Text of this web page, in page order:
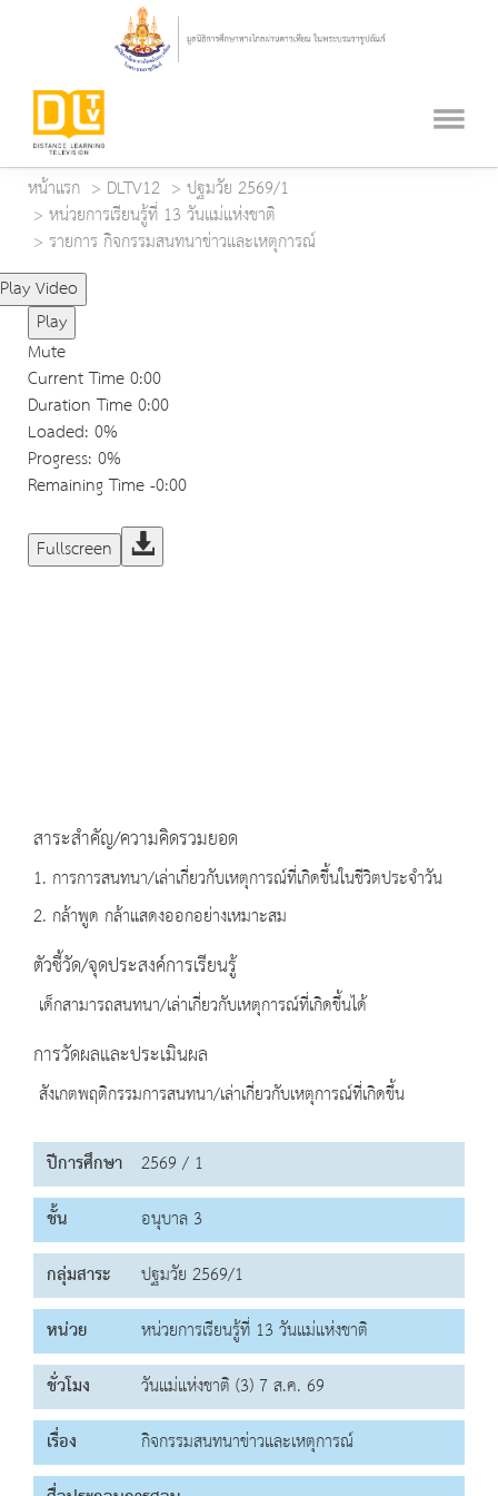
หน้าแรก DLTV12
ปฐมวัย 2569/1
หน่วยการเรียนรู้ที่ 13 วันแม่แห่งชาติ
รายการ กิจกรรมสนทนาข่าวและเหตุการณ์
Play Video
Play
Mute
Current Time0:00
Duration Time0:00
Loaded: 0%
Progress: 0%
Remaining Time-0:00
Fullscreen
สาระสำคัญ/ความคิดรวมยอด
1. การการสนทนา/เล่าเกี่ยวกับเหตุการณ์ที่เกิดขึ้นในชีวิตประจำวัน
2. กล้าพูด กล้าแสดงออกอย่างเหมาะสม
ตัวชี้วัด/จุดประสงค์การเรียนรู้
เด็กสามารถสนทนา/เล่าเกี่ยวกับเหตุการณ์ที่เกิดขึ้นได้
การวัดผลและประเมินผล
สังเกตพฤติกรรมการสนทนา/เล่าเกี่ยวกับเหตุการณ์ที่เกิดขึ้น
ปีการศึกษา 2569 / 1
ชั้น
อนุบาล 3
กลุ่มสาระ
ปฐมวัย 2569/1
หน่วย
หน่วยการเรียนรู้ที่ 13 วันแม่แห่งชาติ
ชั่วโมง
วันแม่แห่งชาติ (3) 7 ส.ค. 69
เรื่อง
กิจกรรมสนทนาข่าวและเหตุการณ์